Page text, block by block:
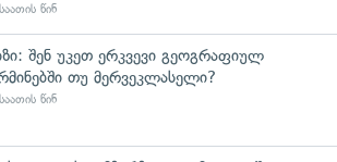
წინ
შენ უკეთ ერკვევი გეოგრაფიულ
თუ მერვეკლასელი?
წინ